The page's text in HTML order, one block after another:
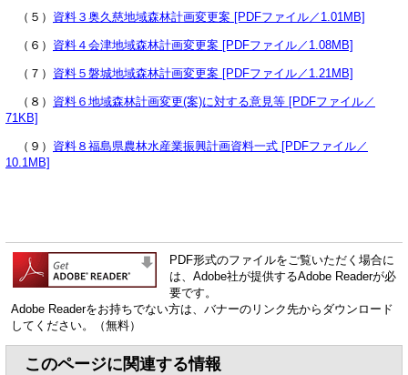
（５） 資料３奥久慈地域森林計画変更案 [PDFファイル／1.01MB]
（６） 資料４会津地域森林計画変更案 [PDFファイル／1.08MB]
（７） 資料５磐城地域森林計画変更案 [PDFファイル／1.21MB]
（８） 資料６地域森林計画変更(案)に対する意見等 [PDFファイル／
71KB]
（９） 資料８福島県農林水産業振興計画資料一式 [PDFファイル／
10.1MB]
PDF形式のファイルをご覧いただく場合に
は、Adobe社が提供するAdobe Readerが必
要です。
Adobe Readerをお持ちでない方は、バナーのリンク先からダウンロード
してください。（無料）
このページに関連する情報